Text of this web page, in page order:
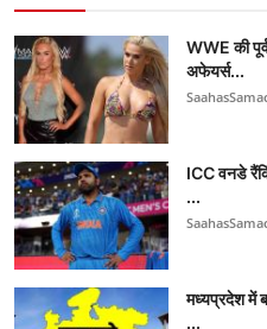
WWE की
अफेयर्स...
ICC वनडे
...
मध्यप्रदेश में
...